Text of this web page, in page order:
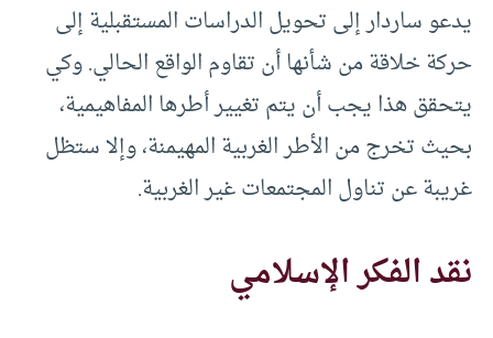
يدعو ساردار إلى تحويل الدراسات المستقبلية إلى
حركة خلاقة من شأنها أن تقاوم الواقع الحالي. وكي
يتحقق هذا يجب أن يتم تغيير أطرها المفاهيمية،
بحيث تخرج من الأطر الغربية المهيمنة، وإلا ستظل
غريبة عن تناول المجتمعات غير الغربية.
نقد الفكر الإسلامي